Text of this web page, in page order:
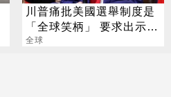
川普痛批美國選舉制度是
「全球笑柄」 要求出示身
分證
全球